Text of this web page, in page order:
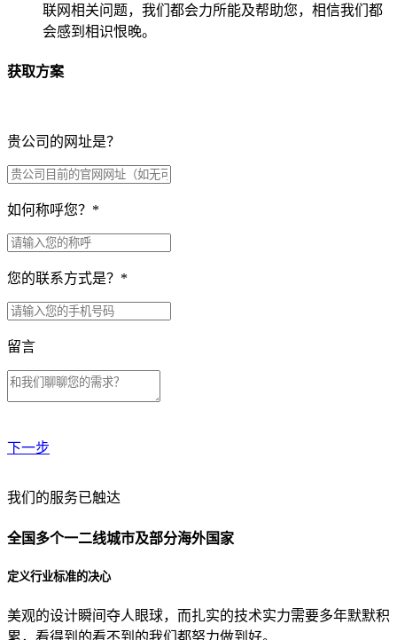
联网相关问题，我们都会力所能及帮助您，相信我们都
会感到相识恨晚。
获取方案
贵公司的网址是？
如何称呼您？ *
您的联系方式是？ *
留言
下一步
贵公司预算范围是？
贵公司的团队规模是？
目前主要的营销渠道是？
我们的服务已触达
全国多个一二线城市及部分海外国家
定义行业标准的决心
美观的设计瞬间夺人眼球，而扎实的技术实力需要多年默默积
累，看得到的看不到的我们都努力做到好。